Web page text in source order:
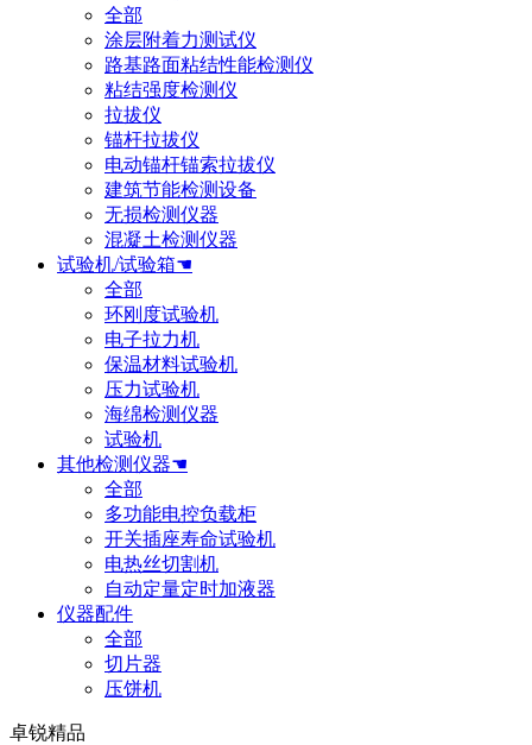
全部
涂层附着力测试仪
路基路面粘结性能检测仪
粘结强度检测仪
拉拔仪
锚杆拉拔仪
电动锚杆锚索拉拔仪
建筑节能检测设备
无损检测仪器
混凝土检测仪器
试验机/试验箱☚
全部
环刚度试验机
电子拉力机
保温材料试验机
压力试验机
海绵检测仪器
试验机
其他检测仪器☚
全部
多功能电控负载柜
开关插座寿命试验机
电热丝切割机
自动定量定时加液器
仪器配件
全部
切片器
压饼机
卓锐精品